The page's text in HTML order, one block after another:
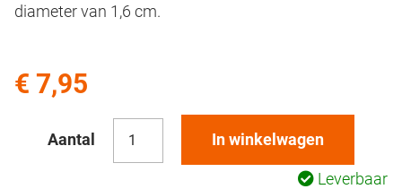
diameter van 1,6 cm.
€ 7,95
Aantal In winkelwagen
Leverbaar